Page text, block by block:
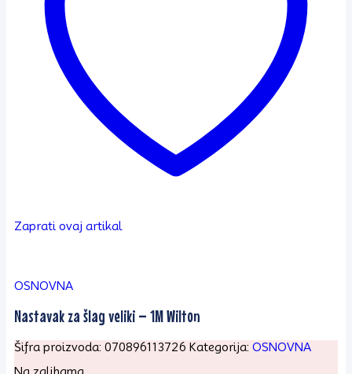
Zaprati ovaj artikal
OSNOVNA
Nastavak za šlag veliki – 1M Wilton
Šifra proizvoda: 070896113726 Kategorija: OSNOVNA
Na zalihama